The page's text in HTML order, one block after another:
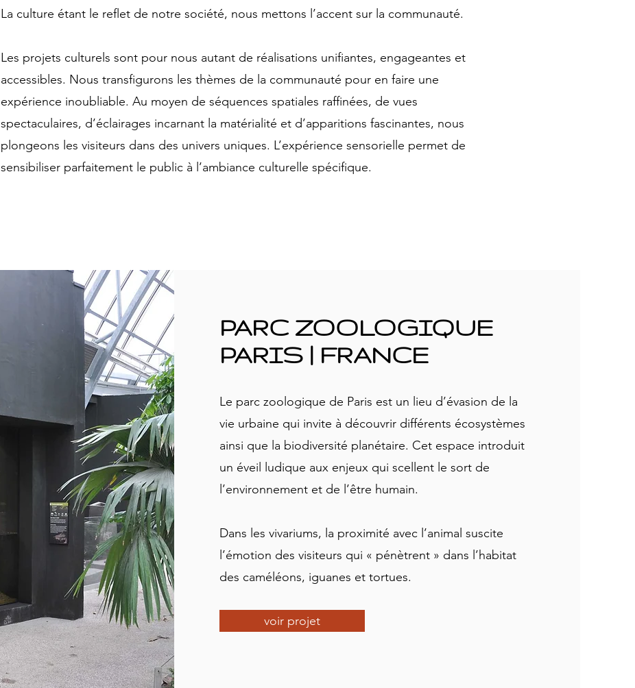
La culture étant le reflet de notre société, nous mettons l’accent sur la communauté.
Les projets culturels sont pour nous autant de réalisations unifiantes, engageantes et
accessibles. Nous transfigurons les thèmes de la communauté pour en faire une
expérience inoubliable. Au moyen de séquences spatiales raffinées, de vues
spectaculaires, d’éclairages incarnant la matérialité et d’apparitions fascinantes, nous
plongeons les visiteurs dans des univers uniques. L’expérience sensorielle permet de
sensibiliser parfaitement le public à l’ambiance culturelle spécifique.
PARC ZOOLOGIQUE
PARIS | FRANCE
Le parc zoologique de Paris est un lieu d’évasion de la
vie urbaine qui invite à découvrir différents écosystèmes
ainsi que la biodiversité planétaire. Cet espace introduit
un éveil ludique aux enjeux qui scellent le sort de
l’environnement et de l’être humain.
Dans les vivariums, la proximité avec l’animal suscite
l’émotion des visiteurs qui « pénètrent » dans l’habitat
des caméléons, iguanes et tortues.
voir projet